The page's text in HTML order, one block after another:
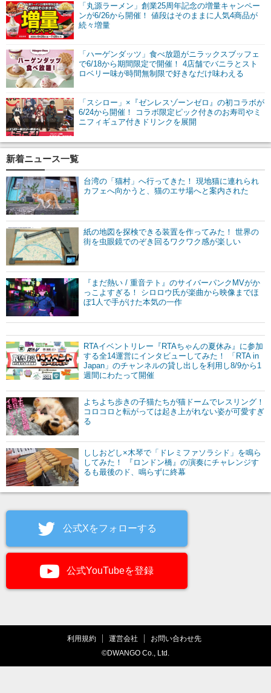
「丸源ラーメン」創業25周年記念の増量キャンペー
ンが6/26から開催！ 値段はそのままに人気4商品が
続々増量
「ハーゲンダッツ」食べ放題がニラックスブッフェ
で6/18から期間限定で開催！ 4店舗でバニラとスト
ロベリー味が時間無制限で好きなだけ味わえる
「スシロー」×『ゼンレスゾーンゼロ』の初コラボが
6/24から開催！ コラボ限定ピック付きのお寿司やミ
ニフィギュア付きドリンクを展開
新着ニュース一覧
台湾の「猫村」へ行ってきた！ 現地猫に連れられ
カフェへ向かうと、猫のエサ場へと案内された
紙の地図を探検できる装置を作ってみた！ 世界の
街を虫眼鏡でのぞき回るワクワク感が楽しい
『まだ熱い / 重音テト』のサイバーパンクMVがか
っこよすぎる！ シロロウ氏が楽曲から映像までほ
ぼ1人で手がけた本気の一作
RTAイベントリレー『RTAちゃんの夏休み』に参加
する全14運営にインタビューしてみた！ 「RTA in
Japan」のチャンネルの貸し出しを利用し8/9から1
週間にわたって開催
よちよち歩きの子猫たちが猫ドームでレスリング！
コロコロと転がっては起き上がれない姿が可愛すぎ
る
ししおどし×木琴で「ドレミファソラシド」を鳴ら
してみた！ 『ロンドン橋』の演奏にチャレンジす
るも最後のド、鳴らずに終幕
公式Xをフォローする
公式YouTubeを登録
利用規約 運営会社
お問い合わせ先
©DWANGO Co., Ltd.